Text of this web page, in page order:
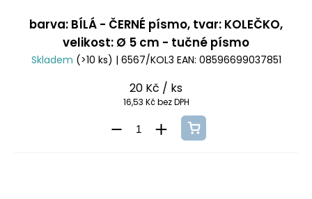
barva: BÍLÁ - ČERNÉ písmo, tvar: KOLEČKO,
velikost: Ø 5 cm - tučné písmo
Skladem (>10 ks) | 6567/KOL3 EAN: 08596699037851
20 Kč / ks
16,53 Kč bez DPH